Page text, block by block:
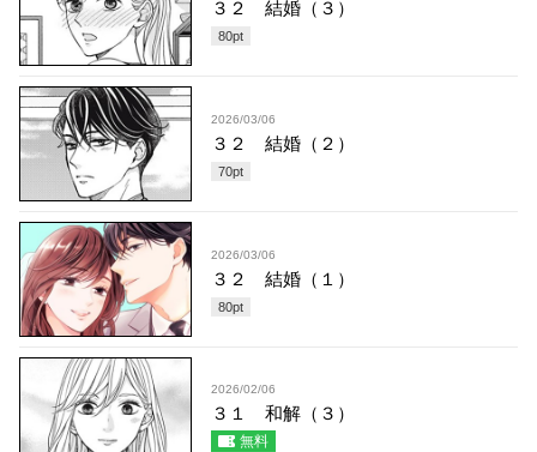
３２ 結婚（３）
80pt
2026/03/06
３２ 結婚（２）
70pt
2026/03/06
３２ 結婚（１）
80pt
2026/02/06
３１ 和解（３）
無料